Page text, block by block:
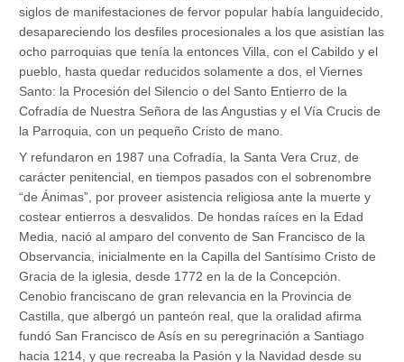
siglos de manifestaciones de fervor popular había languidecido,
desapareciendo los desfiles procesionales a los que asistían las
ocho parroquias que tenía la entonces Villa, con el Cabildo y el
pueblo, hasta quedar reducidos solamente a dos, el Viernes
Santo: la Procesión del Silencio o del Santo Entierro de la
Cofradía de Nuestra Señora de las Angustias y el Vía Crucis de
la Parroquia, con un pequeño Cristo de mano.
Y refundaron en 1987 una Cofradía, la Santa Vera Cruz, de
carácter penitencial, en tiempos pasados con el sobrenombre
“de Ánimas”, por proveer asistencia religiosa ante la muerte y
costear entierros a desvalidos. De hondas raíces en la Edad
Media, nació al amparo del convento de San Francisco de la
Observancia, inicialmente en la Capilla del Santísimo Cristo de
Gracia de la iglesia, desde 1772 en la de la Concepción.
Cenobio franciscano de gran relevancia en la Provincia de
Castilla, que albergó un panteón real, que la oralidad afirma
fundó San Francisco de Asís en su peregrinación a Santiago
hacia 1214, y que recreaba la Pasión y la Navidad desde su